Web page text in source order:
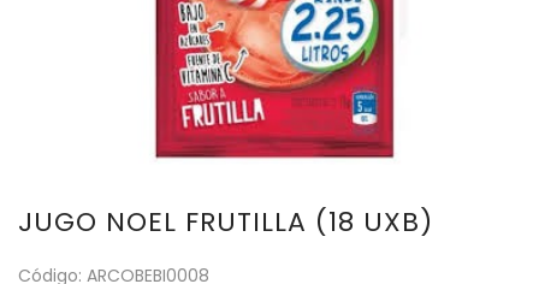
JUGO NOEL FRUTILLA (18 UXB)
Código: ARCOBEBI0008